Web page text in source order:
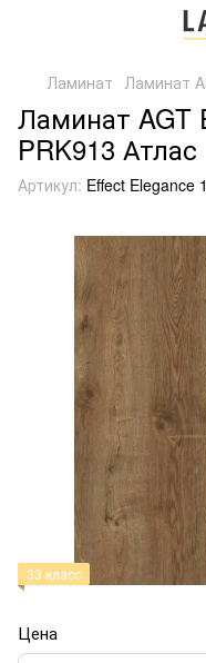
Ламинат Ламинат
Ламинат AGT
PRK913 Атлас
Артикул: Effect Elegance
33 класс
Цена